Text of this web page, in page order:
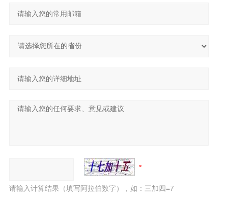
请输入计算结果（填写阿拉伯数字），如：三加四=7